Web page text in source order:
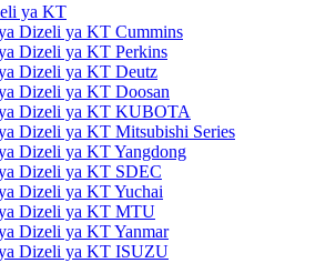
ya KT
Dizeli ya KT Cummins
Dizeli ya KT Perkins
Dizeli ya KT Deutz
Dizeli ya KT Doosan
ya Dizeli ya KT KUBOTA
Dizeli ya KT Mitsubishi Series
Dizeli ya KT Yangdong
Dizeli ya KT SDEC
Dizeli ya KT Yuchai
ya Dizeli ya KT MTU
Dizeli ya KT Yanmar
ya Dizeli ya KT ISUZU